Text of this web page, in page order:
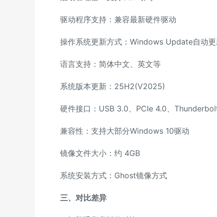
驱动程序支持：兼容最新硬件驱动
操作系统更新方式：Windows Update自动更
语言支持：简体中文、英文等
系统版本更新：25H2(V2025)
硬件接口：USB 3.0、PCIe 4.0、
兼容性：支持大部分Windows 10驱动
镜像文件大小：约 4GB
系统安装方式：Ghost镜像方式
三、对比差异